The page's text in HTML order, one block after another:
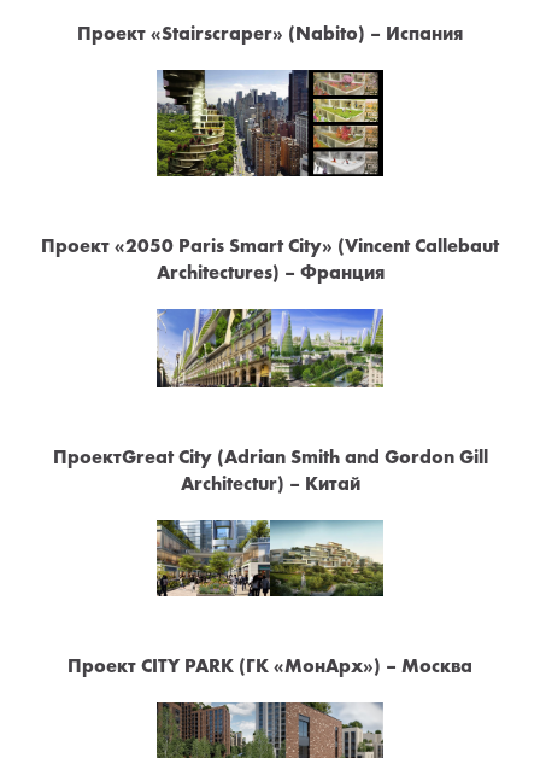
Проект «Stairscraper» (Nabito) – Испания
Проект «2050 Paris Smart City» (Vincent Callebaut
Architectures) – Франция
ПроектGreat City (Adrian Smith and Gordon Gill
Architectur) – Китай
Проект CITY PARK (ГК «МонАрх») – Москва